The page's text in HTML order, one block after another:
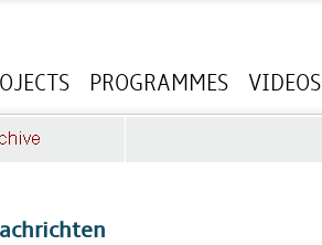
PROGRAMMES VIDEOS